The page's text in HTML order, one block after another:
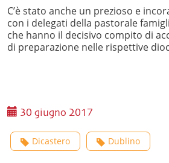
C’è stato anche un prezioso e
con i delegati della pastorale
che hanno il decisivo compito di
di preparazione nelle rispettive
30 giugno 2017
Dicastero Dublino